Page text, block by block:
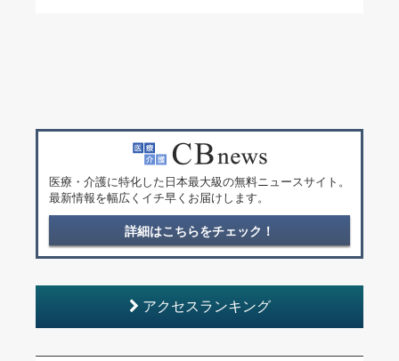
医療・介護に特化した日本最大級の無料ニュースサイト。
最新情報を幅広くイチ早くお届けします。
詳細はこちらをチェック！
アクセスランキング